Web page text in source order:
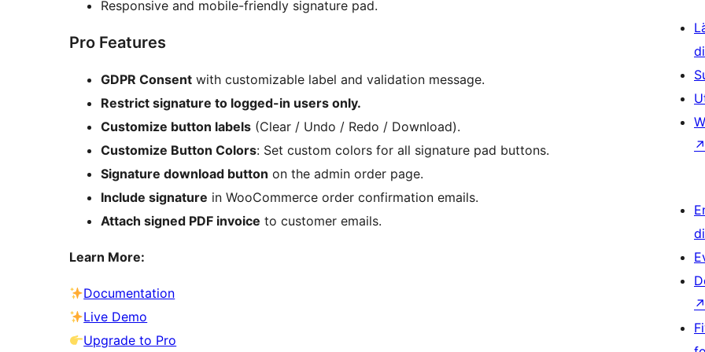
Responsive and mobile-friendly signature pad.
Pro Features
GDPR Consent with customizable label and validation message.
Restrict signature to logged-in users only.
Customize button labels (Clear / Undo / Redo / Download).
Customize Button Colors: Set custom colors for all signature pad buttons.
Signature download button on the admin order page.
Include signature in WooCommerce order confirmation emails.
Attach signed PDF invoice to customer emails.
Learn More:
Documentation
Live Demo
Upgrade to Pro
↗
↗